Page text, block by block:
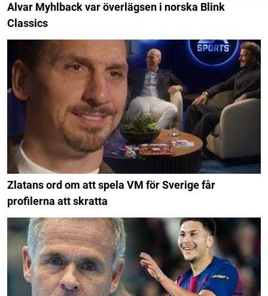
Alvar Myhlback var överlägsen i norska Blink
Classics
Zlatans ord om att spela VM för Sverige får
profilerna att skratta